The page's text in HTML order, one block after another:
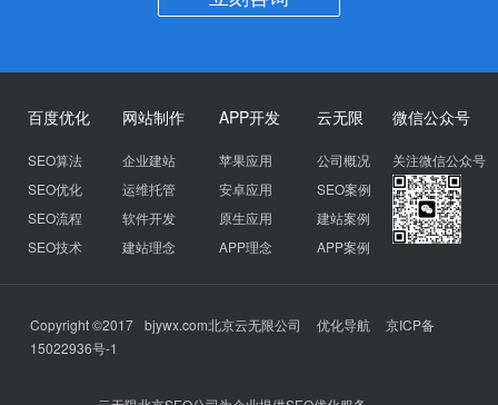
百度优化
SEO算法
SEO优化
SEO流程
SEO技术
网站制作
企业建站
运维托管
软件开发
建站理念
APP开发
苹果应用
安卓应用
原生应用
APP理念
云无限
公司概况
SEO案例
建站案例
APP案例
微信公众号
关注微信公众号
Copyright ©2017 bjywx.com北京云无限公司 优化导航
京ICP备
15022936号-1